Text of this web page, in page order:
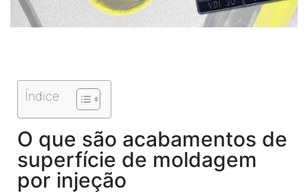
Índice
O que são acabamentos de
superfície de moldagem
por injeção